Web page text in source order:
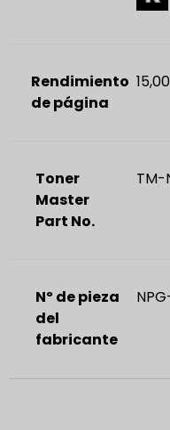
Rendimiento
de página
Toner
Master
Part No.
TM-
Nº de pieza
del
fabricante